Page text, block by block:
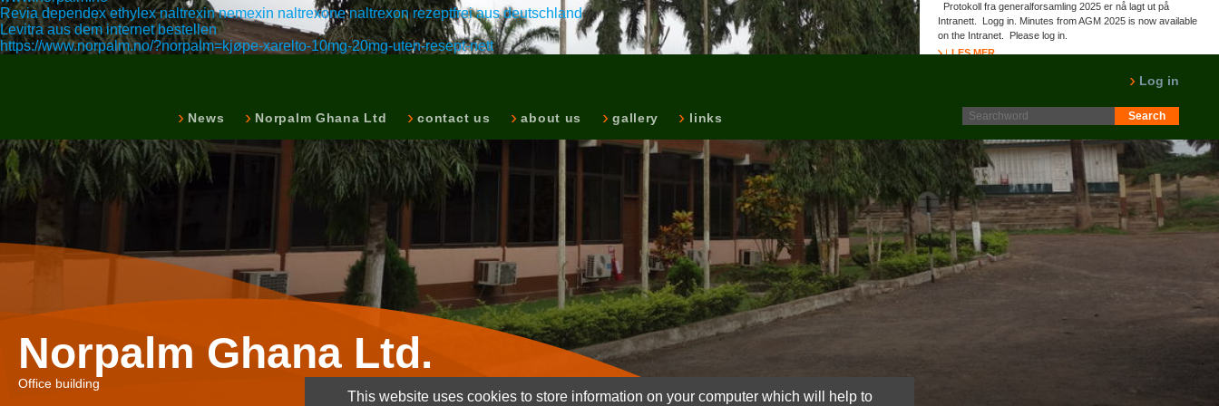
Revia dependex ethylex naltrexin nemexin naltrexone naltrexon rezeptfrei aus deutschland
Levitra aus dem internet bestellen
https://www.norpalm.no/?norpalm=kjøpe-xarelto-10mg-20mg-uten-resept-nett
News Norpalm Ghana Ltd contact us about us gallery links
Log in
Protokoll fra generalforsamling 2025 er nå lagt ut på
Intranett. Logg in. Minutes from AGM 2025 is now available
on the Intranet. Please log in.
LES MER
Norpalm Ghana Ltd.
Office building
This website uses cookies to store information on your computer which will help to